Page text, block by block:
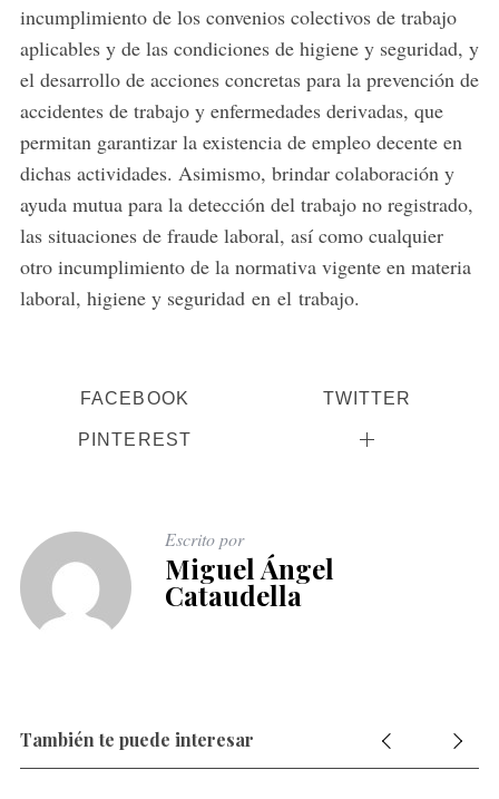
incumplimiento de los convenios colectivos de trabajo
aplicables y de las condiciones de higiene y seguridad, y
el desarrollo de acciones concretas para la prevención de
accidentes de trabajo y enfermedades derivadas, que
permitan garantizar la existencia de empleo decente en
dichas actividades. Asimismo, brindar colaboración y
ayuda mutua para la detección del trabajo no registrado,
las situaciones de fraude laboral, así como cualquier
otro incumplimiento de la normativa vigente en materia
laboral, higiene y seguridad en el trabajo.
FACEBOOK TWITTER
PINTEREST
Escrito por
Miguel Ángel
Cataudella
También te puede interesar